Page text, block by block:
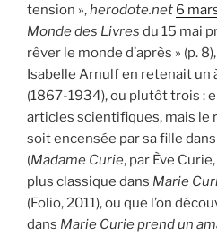
tension »,herodote.net 6
Monde des Livres du 15 mai
rêver le monde d’après » (p.
Isabelle Arnulf en retenait un
(1867-1934), ou plutôt trois :
articles scientifiques, mais le
soit encensée par sa fille
(Madame Curie, par Ève
plus classique dans Marie
(Folio, 2011), ou que l’on
dans Marie Curie prend un